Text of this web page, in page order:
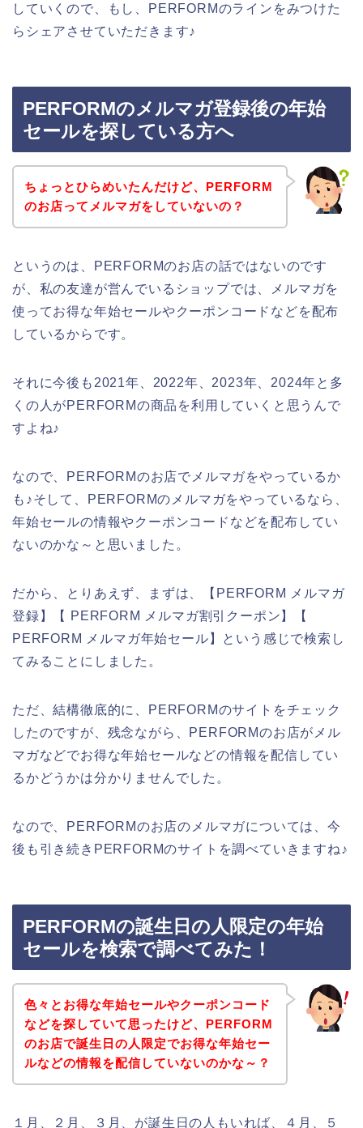
していくので、もし、PERFORMのラインをみつけた
らシェアさせていただきます♪
PERFORMのメルマガ登録後の年始
セールを探している方へ
ちょっとひらめいたんだけど、PERFORM
のお店ってメルマガをしていないの？
というのは、PERFORMのお店の話ではないのです
が、私の友達が営んでいるショップでは、メルマガを
使ってお得な年始セールやクーポンコードなどを配布
しているからです。
それに今後も2021年、2022年、2023年、2024年と多
くの人がPERFORMの商品を利用していくと思うんで
すよね♪
なので、PERFORMのお店でメルマガをやっているか
も♪そして、PERFORMのメルマガをやっているなら、
年始セールの情報やクーポンコードなどを配布してい
ないのかな～と思いました。
だから、とりあえず、まずは、【PERFORM メルマガ
登録】【 PERFORM メルマガ割引クーポン】【
PERFORM メルマガ年始セール】という感じで検索し
てみることにしました。
ただ、結構徹底的に、PERFORMのサイトをチェック
したのですが、残念ながら、PERFORMのお店がメル
マガなどでお得な年始セールなどの情報を配信してい
るかどうかは分かりませんでした。
なので、PERFORMのお店のメルマガについては、今
後も引き続きPERFORMのサイトを調べていきますね♪
PERFORMの誕生日の人限定の年始
セールを検索で調べてみた！
色々とお得な年始セールやクーポンコード
などを探していて思ったけど、PERFORM
のお店で誕生日の人限定でお得な年始セー
ルなどの情報を配信していないのかな～？
１月、２月、３月、が誕生日の人もいれば、４月、５